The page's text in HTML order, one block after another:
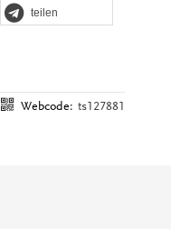
teilen
Webcode: ts127881